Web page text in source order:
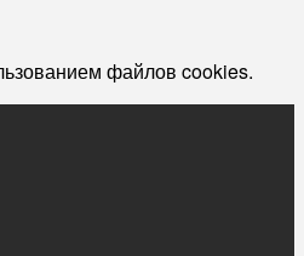
файлов cookies.